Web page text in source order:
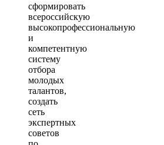
сформировать
всероссийскую
высокопрофессиональную
и
компетентную
систему
отбора
молодых
талантов,
создать
сеть
экспертных
советов